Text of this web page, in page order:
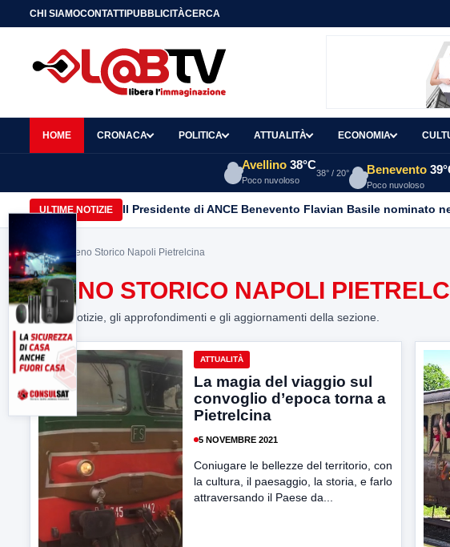
CHI SIAMOCONTATTIPUBBLICITÀCERCA
HOME CRONACA POLITICA ATTUALITÀ ECONOMIA
Avellino 38°C
Poco nuvoloso
38° / 20° Benevento
Poco nuvoloso
ULTIME NOTIZIE Il Presidente di ANCE Benevento Flavian Basile nominato
Home> Treno Storico Napoli Pietrelcina
TRENO STORICO NAPOLI
Tutte le notizie, gli approfondimenti e gli aggiornamenti della sezione.
ATTUALITÀ
La magia del viaggio sul
convoglio d’epoca torna a
Pietrelcina
5 NOVEMBRE 2021
Coniugare le bellezze del territorio, con
la cultura, il paesaggio, la storia, e farlo
attraversando il Paese da...